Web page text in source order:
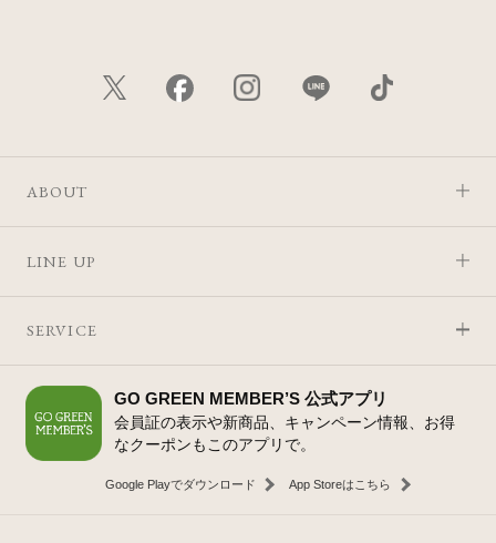
ABOUT
LINE UP
SERVICE
GO GREEN MEMBER’S 公式アプリ
会員証の表示や新商品、キャンペーン情報、お得
なクーポンもこのアプリで。
Google Playでダウンロード App Storeはこちら